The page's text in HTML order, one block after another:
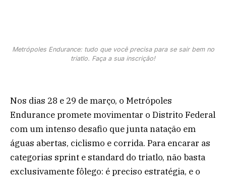
Metrópoles Endurance: tudo que você precisa para se sair bem no
triatlo. Faça a sua inscrição!
Nos dias 28 e 29 de março, o Metrópoles
Endurance promete movimentar o Distrito Federal
com um intenso desafio que junta natação em
águas abertas, ciclismo e corrida. Para encarar as
categorias sprint e standard do triatlo, não basta
exclusivamente fôlego: é preciso estratégia, e o